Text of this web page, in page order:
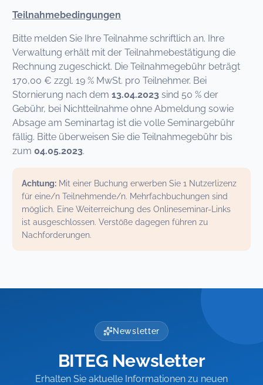
Teilnahmebedingungen
Bitte melden Sie Ihre Teilnahme schriftlich an. Ihre
Verwaltung erhält mit der Teilnahmebestätigung die
Rechnung zugeschickt. Die Teilnahmegebühr beträgt
170,00 € zzgl. 19 % MwSt. pro Teilnehmer. Bei
Stornierung nach dem 13.04.2023 sind 50 % der
Gebühr, bei Nichtteilnahme ohne Abmeldung sowie
Absage am Seminartag ist die volle Seminargebühr
fällig. Bitte überweisen Sie die Teilnahmegebühr bis
zum 04.05.2023.
Achtung: Mit einer Buchung erwerben Sie 1 Nutzerlizenz
für eine/n Teilnehmende/n. Mehrfachbuchungen sind
möglich. Eine Weiterreichung des Onlineseminar-Links
ist ausgeschlossen. Verstöße dagegen führen zu
Nachforderungen.
Newsletter
BITEG Newsletter
Erhalten Sie aktuelle Informationen zu neuen